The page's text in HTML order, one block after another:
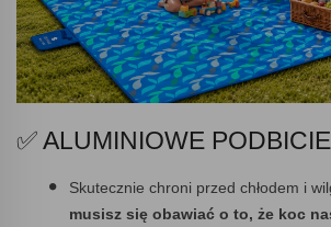
✅ ALUMINIOWE PODBICIE
Skutecznie chroni przed chłodem i
musisz się obawiać o to, że koc